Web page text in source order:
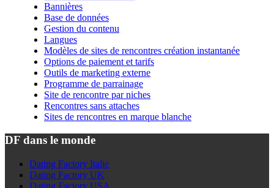
Bannières
Base de données
Gestion du contenu
Langues
Modèles de sites de rencontres création instantanée
Options de paiement et tarifs
Outils de marketing externe
Programme de parrainage
Site de rencontre par niches
Rencontres sans attaches
Sites de rencontres en marque blanche
DF dans le monde
Dating Factory Italie
Dating Factory UK
Dating Factory USA